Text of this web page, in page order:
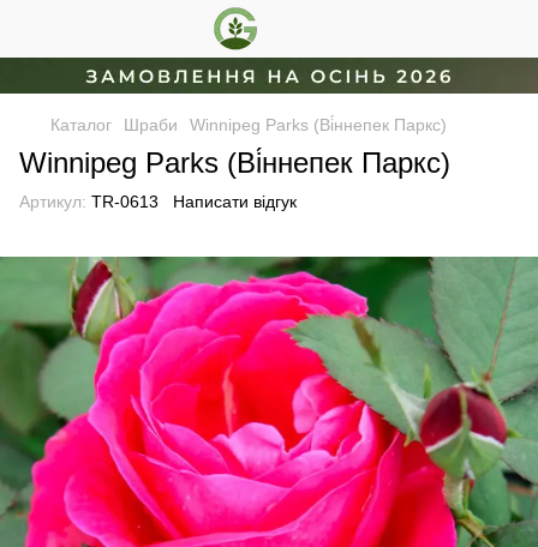
Каталог Шраби Winnipeg Parks (Ві́ннепек Паркс)
Winnipeg Parks (Ві́ннепек Паркс)
Артикул: TR-0613 Написати відгук